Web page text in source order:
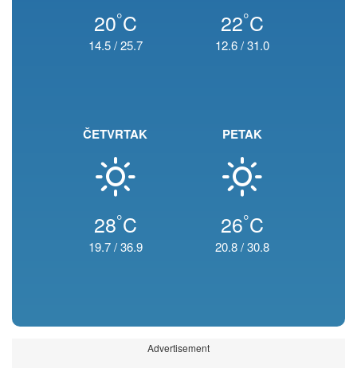
20°C
14.5/25.7
22°C
12.6/31.0
ČETVRTAK
28°C
19.7/36.9
PETAK
26°C
20.8/30.8
Advertisement